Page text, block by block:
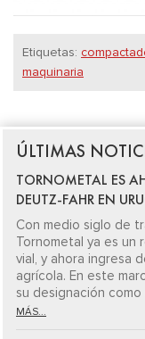
Etiquetas:
maquinaria
ÚLTIMAS
TORNOMETAL ES
DEUTZ-FAHR EN
Con medio siglo de
Tornometal ya es un
vial, y ahora ingresa
agrícola. En este
su designación
MÁS...